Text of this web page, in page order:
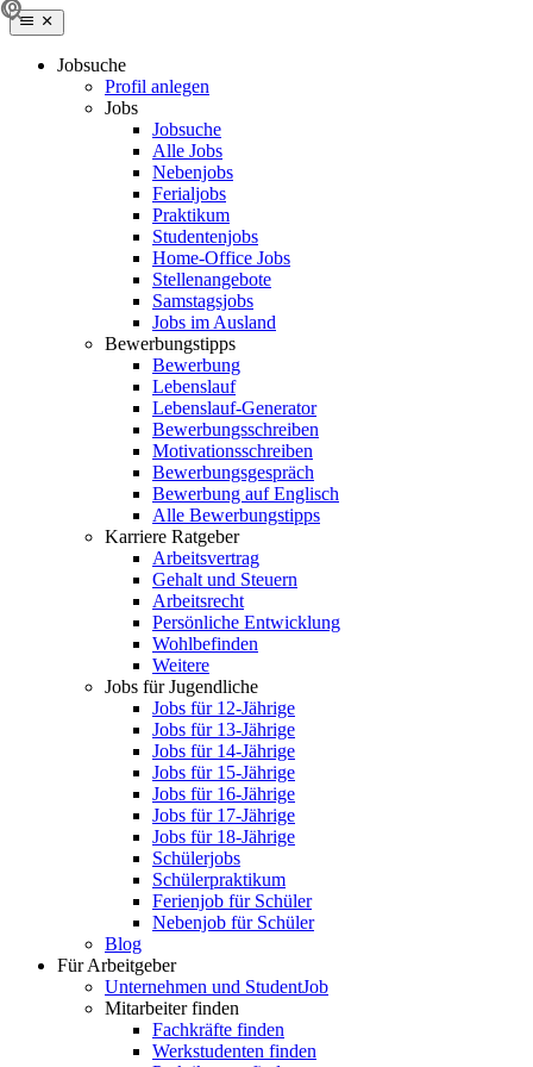
Jobsuche
Profil anlegen
Jobs
Jobsuche
Alle Jobs
Nebenjobs
Ferialjobs
Praktikum
Studentenjobs
Home-Office Jobs
Stellenangebote
Samstagsjobs
Jobs im Ausland
Bewerbungstipps
Bewerbung
Lebenslauf
Lebenslauf-Generator
Bewerbungsschreiben
Motivationsschreiben
Bewerbungsgespräch
Bewerbung auf Englisch
Alle Bewerbungstipps
Karriere Ratgeber
Arbeitsvertrag
Gehalt und Steuern
Arbeitsrecht
Persönliche Entwicklung
Wohlbefinden
Weitere
Jobs für Jugendliche
Jobs für 12-Jährige
Jobs für 13-Jährige
Jobs für 14-Jährige
Jobs für 15-Jährige
Jobs für 16-Jährige
Jobs für 17-Jährige
Jobs für 18-Jährige
Schülerjobs
Schülerpraktikum
Ferienjob für Schüler
Nebenjob für Schüler
Blog
Für Arbeitgeber
Unternehmen und StudentJob
Mitarbeiter finden
Fachkräfte finden
Werkstudenten finden